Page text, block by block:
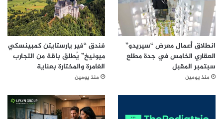
انطلاق أعمال معرض “سيريدو”
العقاري الخامس في جدة مطلع
سبتمبر المقبل
منذ يومين
فندق “فير يارستايتن كمبينسكي
ميونيخ” يُطلق باقة من التجارب
الغامرة والمختارة بعناية
منذ يومين